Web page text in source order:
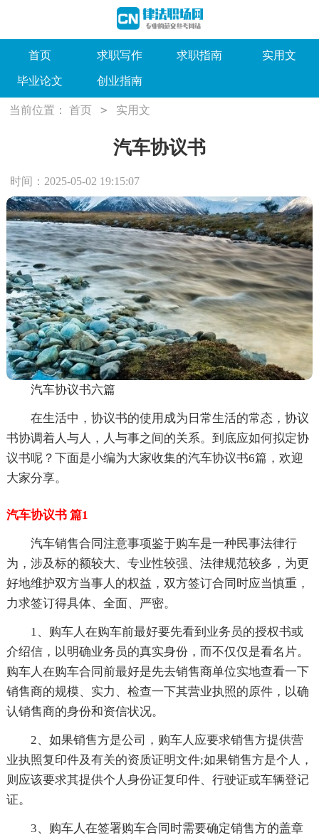
首页 求职写作 求职指南 实用文
毕业论文 创业指南
当前位置： 首页 > 实用文
汽车协议书
时间：2025-05-02 19:15:07
汽车协议书六篇
在生活中，协议书的使用成为日常生活的常态，协议
书协调着人与人，人与事之间的关系。到底应如何拟定协
议书呢？下面是小编为大家收集的汽车协议书6篇，欢迎
大家分享。
汽车协议书 篇1
汽车销售合同注意事项鉴于购车是一种民事法律行
为，涉及标的额较大、专业性较强、法律规范较多，为更
好地维护双方当事人的权益，双方签订合同时应当慎重，
力求签订得具体、全面、严密。
1、购车人在购车前最好要先看到业务员的授权书或
介绍信，以明确业务员的真实身份，而不仅仅是看名片。
购车人在购车合同前最好是先去销售商单位实地查看一下
销售商的规模、实力、检查一下其营业执照的原件，以确
认销售商的身份和资信状况。
2、如果销售方是公司，购车人应要求销售方提供营
业执照复印件及有关的资质证明文件;如果销售方是个人，
则应该要求其提供个人身份证复印件、行驶证或车辆登记
证。
3、购车人在签署购车合同时需要确定销售方的盖章